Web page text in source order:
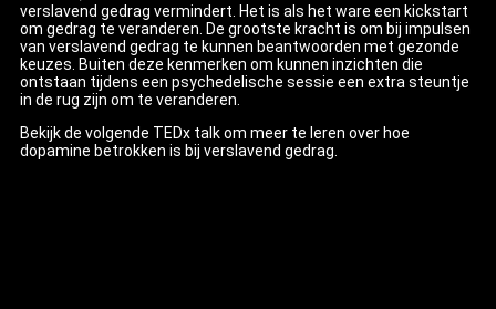
verslavend gedrag vermindert. Het is als het ware een kickstart
om gedrag te veranderen. De grootste kracht is om bij impulsen
van verslavend gedrag te kunnen beantwoorden met gezonde
keuzes. Buiten deze kenmerken om kunnen inzichten die
ontstaan tijdens een psychedelische sessie een extra steuntje
in de rug zijn om te veranderen.
Bekijk de volgende TEDx talk om meer te leren over hoe
dopamine betrokken is bij verslavend gedrag.